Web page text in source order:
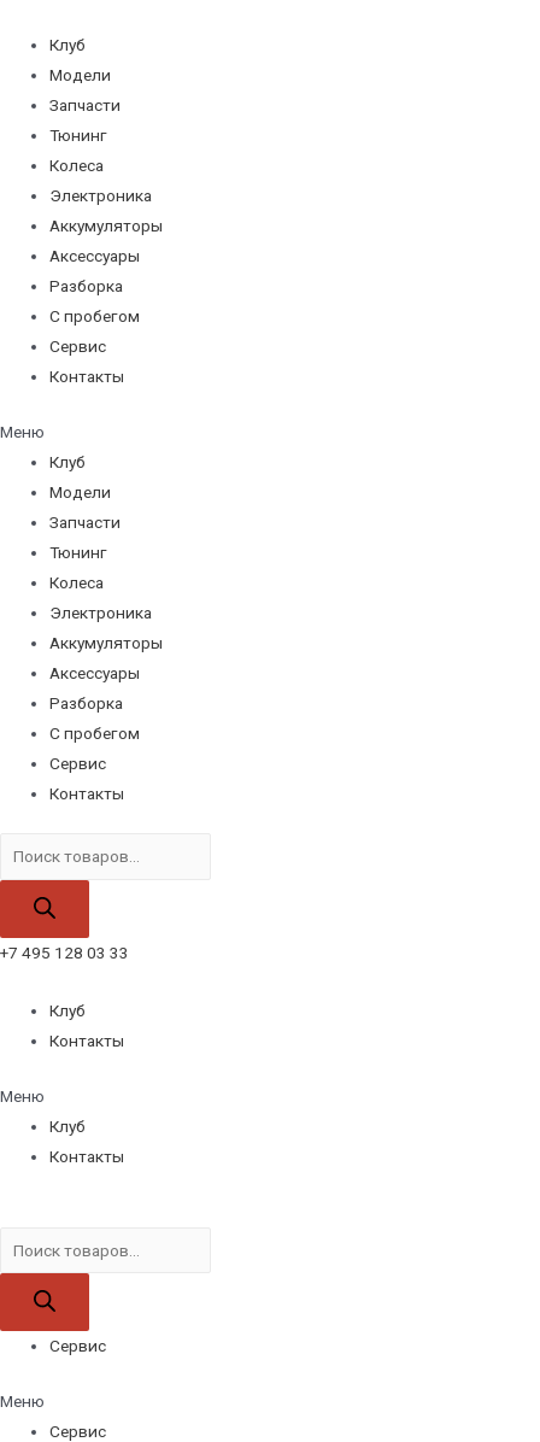
содержимому
Клуб
Модели
Запчасти
Тюнинг
Колеса
Электроника
Аккумуляторы
Аксессуары
Разборка
С пробегом
Сервис
Контакты
Меню
Клуб
Модели
Запчасти
Тюнинг
Колеса
Электроника
Аккумуляторы
Аксессуары
Разборка
С пробегом
Сервис
Контакты
товаров
+7 495 128 03 33
Клуб
Контакты
Меню
Клуб
Контакты
товаров
Сервис
Меню
Сервис